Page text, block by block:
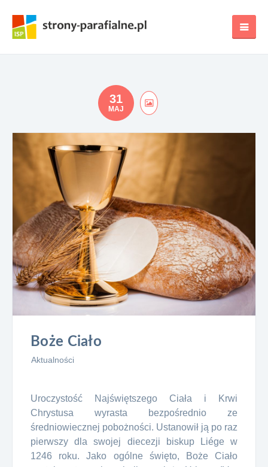
31
MAJ
Boże Ciało
Aktualności
Uroczystość Najświętszego Ciała i Krwi
Chrystusa wyrasta bezpośrednio ze
średniowiecznej pobożności. Ustanowił ją po raz
pierwszy dla swojej diecezji biskup Liége w
1246 roku. Jako ogólne święto, Boże Ciało